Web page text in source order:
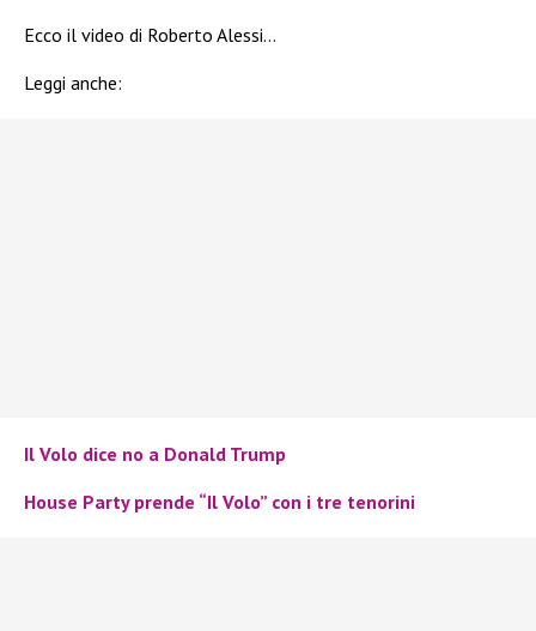
Ecco il video di Roberto Alessi…
Leggi anche:
Il Volo dice no a Donald Trump
House Party prende “Il Volo” con i tre tenorini